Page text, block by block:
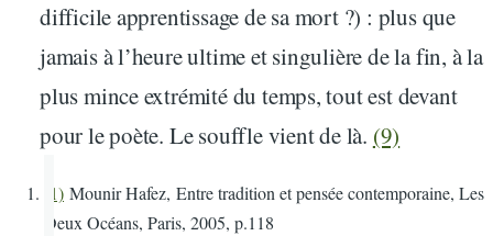
difficile apprentissage de sa mort ?) : plus que
jamais à l’heure ultime et singulière de la fin, à la
plus mince extrémité du temps, tout est devant
pour le poète. Le souffle vient de là. (9)
(1) Mounir Hafez, Entre tradition et pensée contemporaine, Les
Deux Océans, Paris, 2005, p.118